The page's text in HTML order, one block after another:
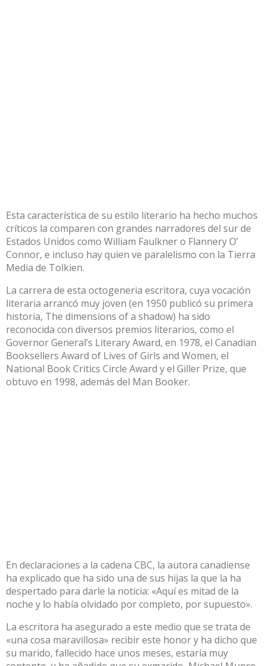
Esta característica de su estilo literario ha hecho muchos
críticos la comparen con grandes narradores del sur de
Estados Unidos como William Faulkner o Flannery O’
Connor, e incluso hay quien ve paralelismo con la Tierra
Media de Tolkien.
La carrera de esta octogeneria escritora, cuya vocación
literaria arrancó muy joven (en 1950 publicó su primera
historia, The dimensions of a shadow) ha sido
reconocida con diversos premios literarios, como el
Governor General’s Literary Award, en 1978, el Canadian
Booksellers Award of Lives of Girls and Women, el
National Book Critics Circle Award y el Giller Prize, que
obtuvo en 1998, además del Man Booker.
En declaraciones a la cadena CBC, la autora canadiense
ha explicado que ha sido una de sus hijas la que la ha
despertado para darle la noticia: «Aquí es mitad de la
noche y lo había olvidado por completo, por supuesto».
La escritora ha asegurado a este medio que se trata de
«una cosa maravillosa» recibir este honor y ha dicho que
su marido, fallecido hace unos meses, estaría muy